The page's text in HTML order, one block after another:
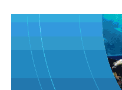
fortaleza y la decisión
tipo de encuentros, a
duda fortalecen la
Sobre el informe